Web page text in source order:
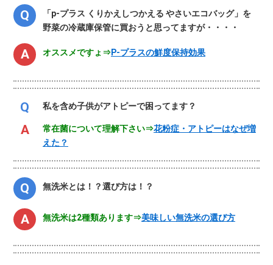
「p-プラス くりかえしつかえる やさいエコバッグ」を
野菜の冷蔵庫保管に買おうと思ってますが・・・・
オススメですょ⇒P-プラスの鮮度保持効果
私を含め子供がアトピーで困ってます？
常在菌について理解下さい⇒花粉症・アトピーはなぜ増
えた？
無洗米とは！？選び方は！？
無洗米は2種類あります⇒美味しい無洗米の選び方